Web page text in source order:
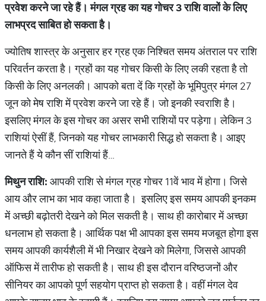
प्रवेश करने जा रहे हैं। मंगल ग्रह का यह गोचर3राशि वालों के लिए
लाभप्रद साबित हो सकता है।
ज्योतिष शास्त्र के अनुसार हर ग्रह एक निश्चित समय अंतराल पर राशि
परिवर्तन करता है। ग्रहों का यह गोचर किसी के लिए लकी रहता है तो
किसी के लिए अनलकी। आपको बता दें कि ग्रहों के भूमिपुत्र मंगल 27
जून को मेष राशि में प्रवेश करने जा रहे हैं। जो इनकी स्वराशि है।
इसलिए मंगल के इस गोचर का असर सभी राशियों पर पड़ेगा। लेकिन 3
राशियां ऐसीं हैं, जिनको यह गोचर लाभकारी सिद्ध हो सकता है। आइए
जानते हैं ये कौन सीं राशियां हैं…
मिथुन राशि: आपकी राशि से मंगल ग्रह गोचर 11वें भाव में होगा। जिसे
आय और लाभ का भाव कहा जाता है। इसलिए इस समय आपकी इनकम
में अच्छी बढ़ोतरी देखने को मिल सकती है। साथ ही कारोबार में अच्छा
धनलाभ हो सकता है। आर्थिक पक्ष भी आपका इस समय मजबूत होगा इस
समय आपकी कार्यशैली में भी निखार देखने को मिलेगा, जिससे आपकी
ऑफिस में तारीफ हो सकती है। साथ ही इस दौरान वरिष्ठजनों और
सीनियर का आपको पूर्ण सहयोग प्राप्त हो सकता है। वहीं मंगल देव